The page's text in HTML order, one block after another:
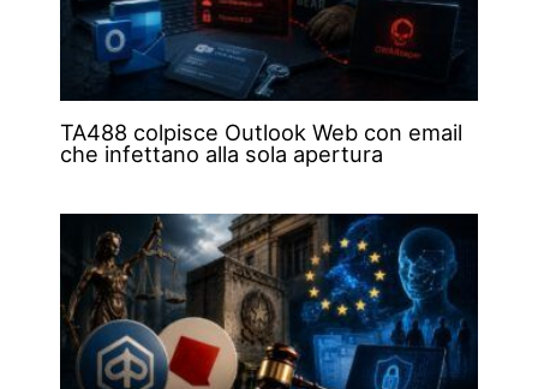
TA488 colpisce Outlook Web con email
che infettano alla sola apertura